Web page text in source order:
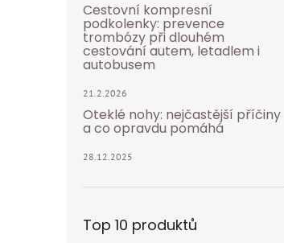
Cestovní kompresní
podkolenky: prevence
trombózy při dlouhém
cestování autem, letadlem i
autobusem
21.2.2026
Oteklé nohy: nejčastější příčiny
a co opravdu pomáhá
28.12.2025
Top 10 produktů